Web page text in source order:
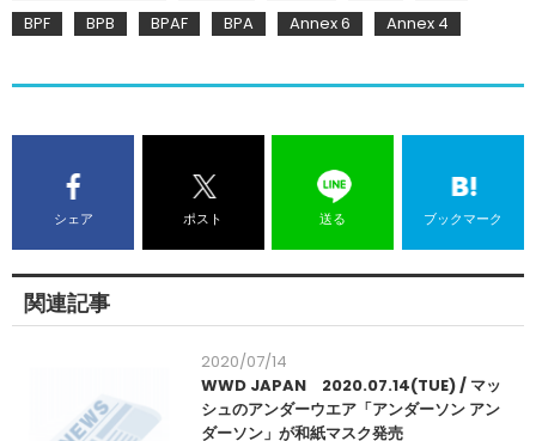
BPF
BPB BPAF BPA Annex 6 Annex 4
シェア ポスト 送る ブックマーク
関連記事
2020/07/14
WWD JAPAN 2020.07.14(TUE) / マッ
シュのアンダーウエア「アンダーソン アン
ダーソン」が和紙マスク発売